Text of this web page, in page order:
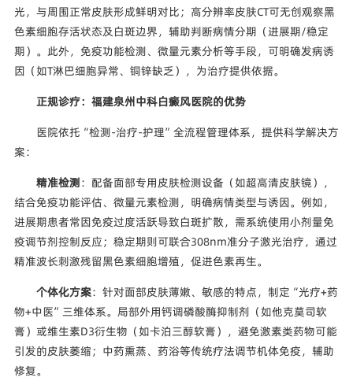
光，与周围正常皮肤形成鲜明对比；高分辨率皮肤CT可无创观察黑
色素细胞存活状态及白斑边界，辅助判断病情分期（进展期/稳定
期）。此外，免疫功能检测、微量元素分析等手段，可明确发病诱
因（如T淋巴细胞异常、铜锌缺乏），为治疗提供依据。
正规诊疗：福建泉州中科白癜风医院的优势
医院依托“检测-治疗-护理”全流程管理体系，提供科学解决方
案：
精准检测：配备面部专用皮肤检测设备（如超高清皮肤镜），
结合免疫功能评估、微量元素检测，明确病情类型与诱因。例如，
进展期患者常因免疫过度活跃导致白斑扩散，需系统使用小剂量免
疫调节剂控制反应；稳定期则可联合308nm准分子激光治疗，通过
精准波长刺激残留黑色素细胞增殖，促进色素再生。
个体化方案：针对面部皮肤薄嫩、敏感的特点，制定“光疗+药
物+中医”三维体系。局部外用钙调磷酸酶抑制剂（如他克莫司软
膏）或维生素D3衍生物（如卡泊三醇软膏），避免激素类药物可能
引发的皮肤萎缩；中药熏蒸、药浴等传统疗法调节机体免疫，辅助
修复。